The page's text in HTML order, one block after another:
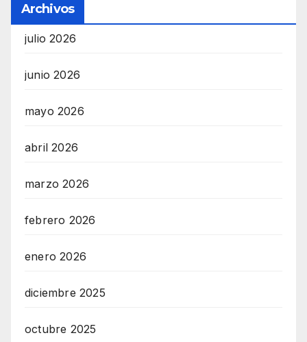
Archivos
julio 2026
junio 2026
mayo 2026
abril 2026
marzo 2026
febrero 2026
enero 2026
diciembre 2025
octubre 2025